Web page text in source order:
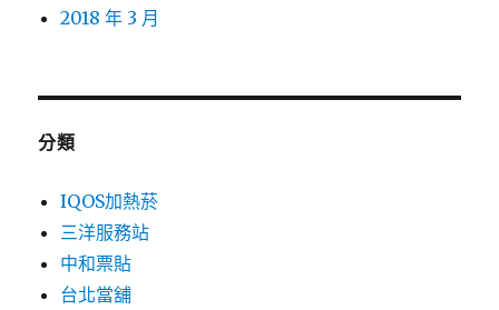
2018 年 3 月
分類
IQOS加熱菸
三洋服務站
中和票貼
台北當舖